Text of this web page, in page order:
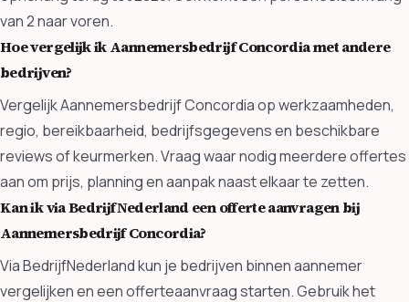
van 2 naar voren.
Hoe vergelijk ik Aannemersbedrijf Concordia met andere
bedrijven?
Vergelijk Aannemersbedrijf Concordia op werkzaamheden,
regio, bereikbaarheid, bedrijfsgegevens en beschikbare
reviews of keurmerken. Vraag waar nodig meerdere offertes
aan om prijs, planning en aanpak naast elkaar te zetten.
Kan ik via BedrijfNederland een offerte aanvragen bij
Aannemersbedrijf Concordia?
Via BedrijfNederland kun je bedrijven binnen aannemer
vergelijken en een offerteaanvraag starten. Gebruik het